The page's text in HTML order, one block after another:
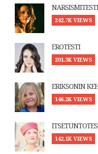
NARSISMITESTI
242.7K VIEWS
EROTESTI
201.3K VIEWS
ERIKSONIN
146.2K VIEWS
142.1K VIEWS